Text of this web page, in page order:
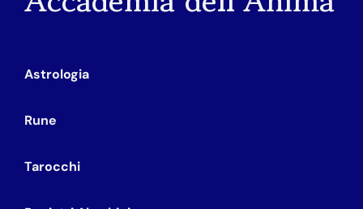
Astrologia
Rune
Tarocchi